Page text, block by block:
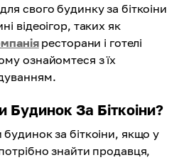
свого будинку за біткоіни
відеоігор, таких як
ресторани і готелі
ознайомтеся з їх
За Біткоіни?
за біткоіни, якщо у
знайти продавця,